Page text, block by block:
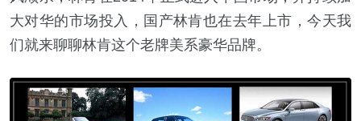
大对华的市场投入，国产林肯也在去年上市，今天我
们就来聊聊林肯这个老牌美系豪华品牌。